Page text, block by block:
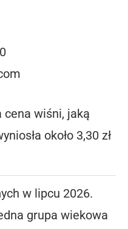
cena wiśni, jaką
około 3,30 zł
w lipcu 2026.
grupa wiekowa